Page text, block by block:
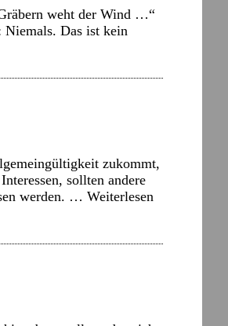
weht der Wind …“
Niemals. Das ist kein
zukommt,
sollten andere
werden. … Weiterlesen